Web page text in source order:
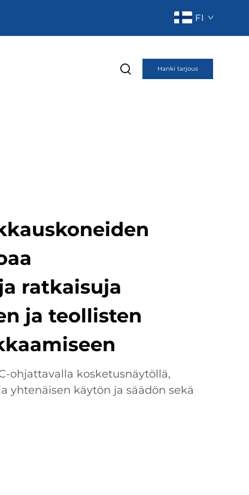
FI
Hanki tarjous
ratkaisuja
ja teollisten
ohjattavalla kosketusnäytöllä,
yhtenäisen käytön ja säädön sekä